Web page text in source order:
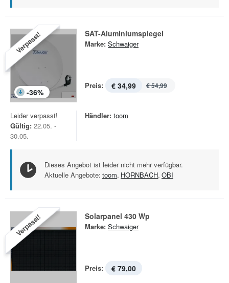
Verpasst!
-36%
SAT-Aluminiumspiegel
Marke: Schwaiger
Preis: € 34,99 € 54,99
Leider verpasst!
Gültig: 22.05. -
30.05.
Händler: toom
Dieses Angebot ist leider nicht mehr verfügbar.
Aktuelle Angebote: toom, HORNBACH, OBI
Verpasst! Solarpanel 430 Wp
Marke: Schwaiger
Preis: € 79,00